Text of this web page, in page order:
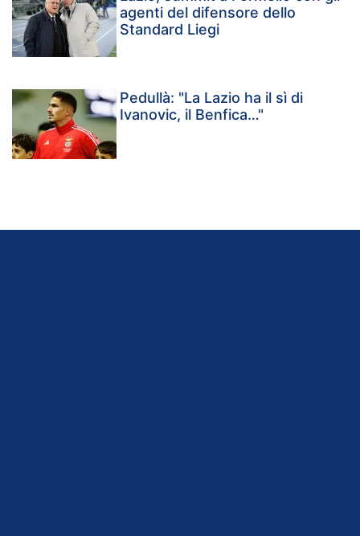
agenti del difensore dello
Standard Liegi
Pedullà: "La Lazio ha il sì di
Ivanovic, il Benfica…"